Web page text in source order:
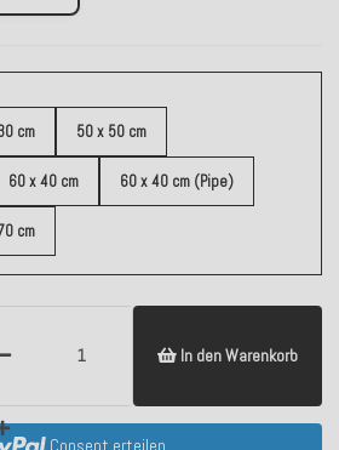
cm 50 x 50 cm
60 x 40 cm 60 x 40 cm (Pipe)
cm
In den Warenkorb
Consent erteilen